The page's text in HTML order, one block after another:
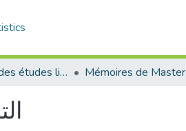
Département des études littéraires et critiques Mémoires de Master